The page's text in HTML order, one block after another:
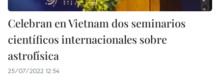
Celebran en Vietnam dos seminarios
científicos internacionales sobre
astrofísica
25/07/2022 12:54